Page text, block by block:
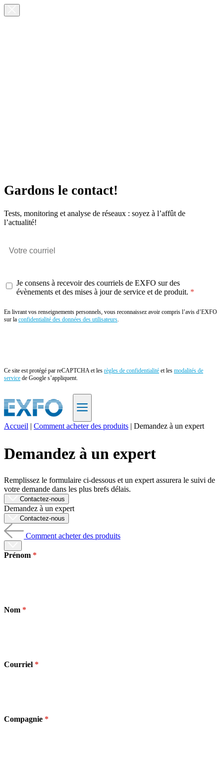
Gardons le contact!
Tests, monitoring et analyse de réseaux : soyez à l’affût de
l’actualité!
Je consens à recevoir des courriels de EXFO sur des
évènements et des mises à jour de service et de produit.
En livrant vos renseignements personnels, vous reconnaissez avoir compris l’avis d’EXFO
sur la confidentialité des données des utilisateurs.
Ce site est protégé par reCAPTCHA et les règles de confidentialité et les modalités de
service de Google s’appliquent.
Produits
Soutien
Services
Acheter
Ressources
Contactez-
nous
Partenaires
Accueil | Comment acheter des produits | Demandez à un expert
Demandez à un expert
Remplissez le formulaire ci-dessous et un expert assurera le suivi de
votre demande dans les plus brefs délais.
Contactez-nous
Demandez à un expert
Contactez-nous
Comment acheter des produits
Prénom
Nom
Courriel
Compagnie